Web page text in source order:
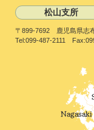
松山支所
〒899-7692 鹿児島県志
Tel:099-487-2111